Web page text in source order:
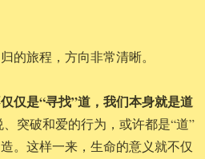
的旅程，方向非常清晰。
仅是“寻找”道，我们本身就是道
突破和爱的行为，或许都是“道”
。这样一来，生命的意义就不仅